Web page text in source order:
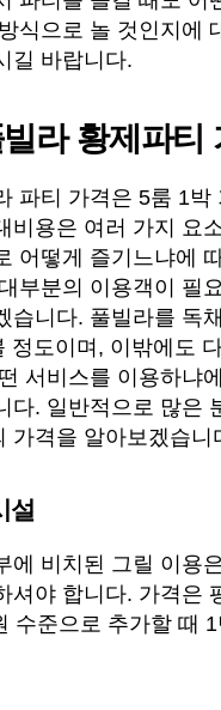
식으로 놀 것인지에
길 바랍니다.
라 황제파티
파티 가격은 5룸 1박
비용은 여러 가지 요
어떻게 즐기느냐에
부분의 이용객이 필
습니다. 풀빌라를 독
정도이며, 이밖에도
서비스를 이용하냐
다. 일반적으로 많은
가격을 알아보겠습니
설
에 비치된 그릴 이용
셔야 합니다. 가격은
수준으로 추가할 때